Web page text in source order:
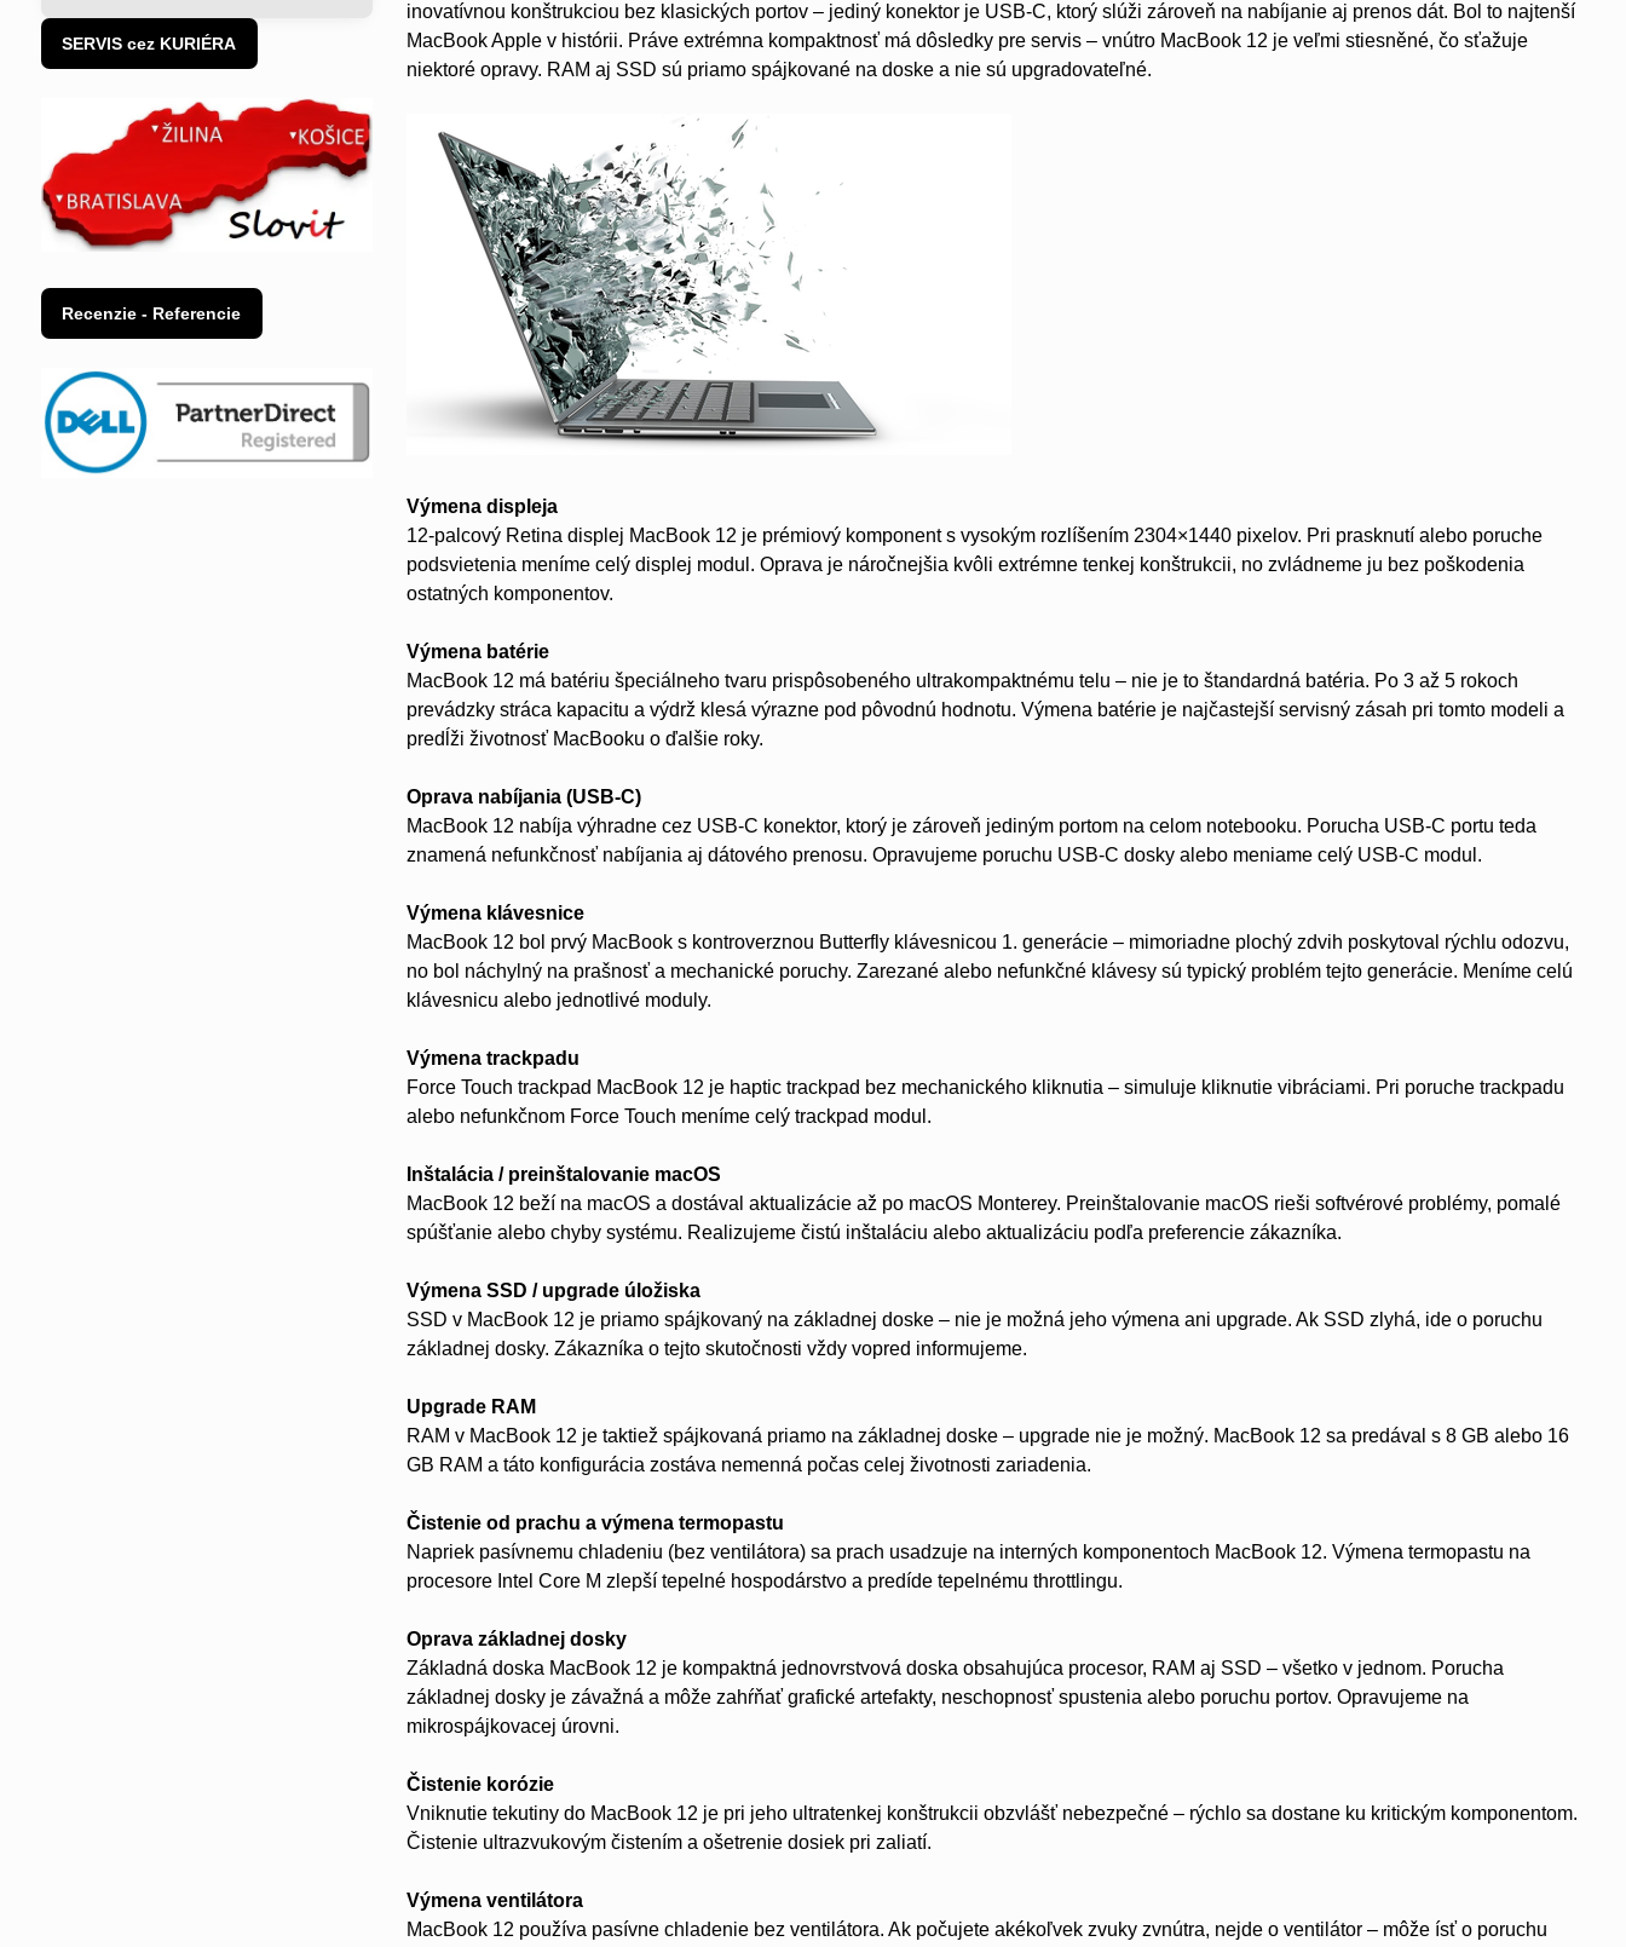
inovatívnou konštrukciou bez klasických portov – jediný konektor je USB-C, ktorý slúži zároveň na nabíjanie aj prenos dát. Bol to najtenší
MacBook Apple v histórii. Práve extrémna kompaktnosť má dôsledky pre servis – vnútro MacBook 12 je veľmi stiesněné, čo sťažuje
niektoré opravy. RAM aj SSD sú priamo spájkované na doske a nie sú upgradovateľné.
Výmena displeja
12-palcový Retina displej MacBook 12 je prémiový komponent s vysokým rozlíšením 2304×1440 pixelov. Pri prasknutí alebo poruche
podsvietenia meníme celý displej modul. Oprava je náročnejšia kvôli extrémne tenkej konštrukcii, no zvládneme ju bez poškodenia
ostatných komponentov.
Výmena batérie
MacBook 12 má batériu špeciálneho tvaru prispôsobeného ultrakompaktnému telu – nie je to štandardná batéria. Po 3 až 5 rokoch
prevádzky stráca kapacitu a výdrž klesá výrazne pod pôvodnú hodnotu. Výmena batérie je najčastejší servisný zásah pri tomto modeli a
predĺži životnosť MacBooku o ďalšie roky.
Oprava nabíjania (USB-C)
MacBook 12 nabíja výhradne cez USB-C konektor, ktorý je zároveň jediným portom na celom notebooku. Porucha USB-C portu teda
znamená nefunkčnosť nabíjania aj dátového prenosu. Opravujeme poruchu USB-C dosky alebo meniame celý USB-C modul.
Výmena klávesnice
MacBook 12 bol prvý MacBook s kontroverznou Butterfly klávesnicou 1. generácie – mimoriadne plochý zdvih poskytoval rýchlu odozvu,
no bol náchylný na prašnosť a mechanické poruchy. Zarezané alebo nefunkčné klávesy sú typický problém tejto generácie. Meníme celú
klávesnicu alebo jednotlivé moduly.
Výmena trackpadu
Force Touch trackpad MacBook 12 je haptic trackpad bez mechanického kliknutia – simuluje kliknutie vibráciami. Pri poruche trackpadu
alebo nefunkčnom Force Touch meníme celý trackpad modul.
Inštalácia / preinštalovanie macOS
MacBook 12 beží na macOS a dostával aktualizácie až po macOS Monterey. Preinštalovanie macOS rieši softvérové problémy, pomalé
spúšťanie alebo chyby systému. Realizujeme čistú inštaláciu alebo aktualizáciu podľa preferencie zákazníka.
Výmena SSD / upgrade úložiska
SSD v MacBook 12 je priamo spájkovaný na základnej doske – nie je možná jeho výmena ani upgrade. Ak SSD zlyhá, ide o poruchu
základnej dosky. Zákazníka o tejto skutočnosti vždy vopred informujeme.
Upgrade RAM
RAM v MacBook 12 je taktiež spájkovaná priamo na základnej doske – upgrade nie je možný. MacBook 12 sa predával s 8 GB alebo 16
GB RAM a táto konfigurácia zostáva nemenná počas celej životnosti zariadenia.
Čistenie od prachu a výmena termopastu
Napriek pasívnemu chladeniu (bez ventilátora) sa prach usadzuje na interných komponentoch MacBook 12. Výmena termopastu na
procesore Intel Core M zlepší tepelné hospodárstvo a predíde tepelnému throttlingu.
Oprava základnej dosky
Základná doska MacBook 12 je kompaktná jednovrstvová doska obsahujúca procesor, RAM aj SSD – všetko v jednom. Porucha
základnej dosky je závažná a môže zahŕňať grafické artefakty, neschopnosť spustenia alebo poruchu portov. Opravujeme na
mikrospájkovacej úrovni.
Čistenie korózie
Vniknutie tekutiny do MacBook 12 je pri jeho ultratenkej konštrukcii obzvlášť nebezpečné – rýchlo sa dostane ku kritickým komponentom.
Čistenie ultrazvukovým čistením a ošetrenie dosiek pri zaliatí.
Výmena ventilátora
MacBook 12 používa pasívne chladenie bez ventilátora. Ak počujete akékoľvek zvuky zvnútra, nejde o ventilátor – môže ísť o poruchu
SERVIS cez KURIÉRA
Recenzie - Referencie